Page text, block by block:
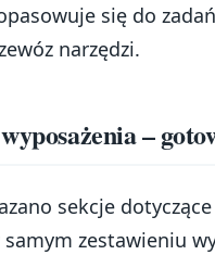
się do
narzędzi.
–
sekcje
zestawieniu